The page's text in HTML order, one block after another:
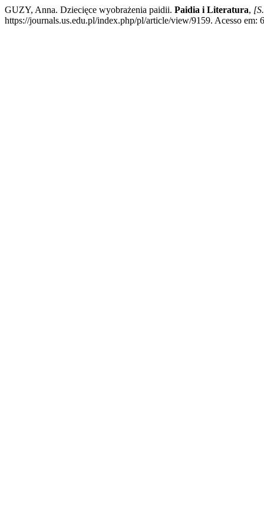
GUZY, Anna. Dziecięce wyobrażenia paidii. Paidia i Literatura,
https://journals.us.edu.pl/index.php/pl/article/view/9159. Acesso em: